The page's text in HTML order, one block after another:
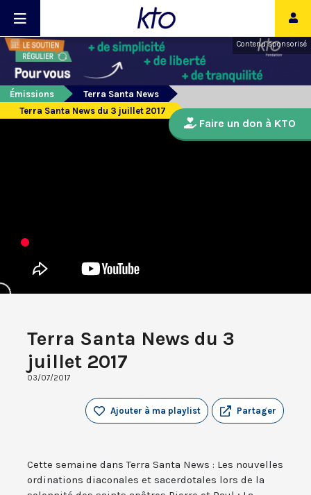
Contenu sponsorisé
Émissions
Terra Santa News
Terra Santa News du 3 juillet 2017
Terra Santa News du 3
juillet 2017
03/07/2017
Partager
Ajouter à ma playlist
Cette semaine dans Terra Santa News : Les nouvelles
ordinations diaconales et sacerdotales lors de la
Faire un don à KTO